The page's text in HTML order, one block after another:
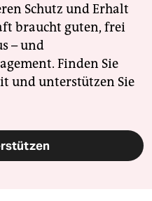
Schutz und Erhalt
braucht guten, frei
– und
Finden Sie
und unterstützen Sie